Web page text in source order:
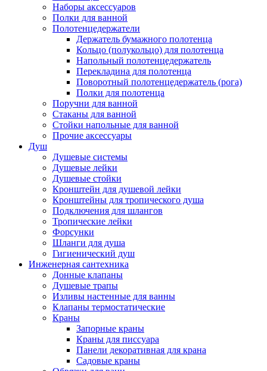
Наборы аксессуаров
Полки для ванной
Полотенцедержатели
Держатель бумажного полотенца
Кольцо (полукольцо) для полотенца
Напольный полотенцедержатель
Перекладина для полотенца
Поворотный полотенцедержатель (рога)
Полки для полотенца
Поручни для ванной
Стаканы для ванной
Стойки напольные для ванной
Прочие аксессуары
Душ
Душевые системы
Душевые лейки
Душевые стойки
Кронштейн для душевой лейки
Кронштейны для тропического душа
Подключения для шлангов
Тропические лейки
Форсунки
Шланги для душа
Гигиенический душ
Инженерная сантехника
Донные клапаны
Душевые трапы
Изливы настенные для ванны
Клапаны термостатические
Краны
Запорные краны
Краны для писсуара
Панели декоративная для крана
Садовые краны